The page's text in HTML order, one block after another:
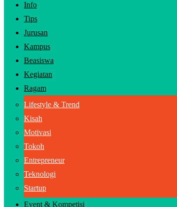
Info
Tips
Jurusan
Kampus
Beasiswa
Kegiatan
Ragam
Lifestyle & Trend
Kisah
Motivasi
Tokoh
Entrepreneur
Teknologi
Startup
Event & Kompetisi